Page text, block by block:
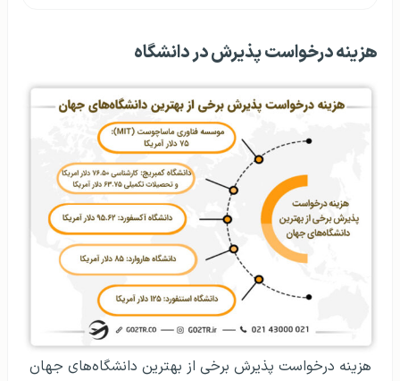
هزینه درخواست پذیرش در دانشگاه
هزینه درخواست پذیرش برخی از بهترین دانشگاه‌های جهان